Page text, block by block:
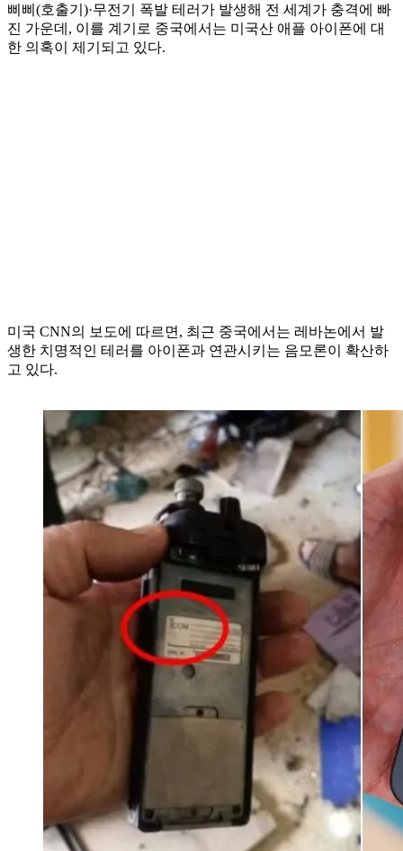
삐삐(호출기)·무전기 폭발 테러가 발생해 전 세계가 충격에 빠
진 가운데, 이를 계기로 중국에서는 미국산 애플 아이폰에 대
한 의혹이 제기되고 있다.
미국 CNN의 보도에 따르면, 최근 중국에서는 레바논에서 발
생한 치명적인 테러를 아이폰과 연관시키는 음모론이 확산하
고 있다.